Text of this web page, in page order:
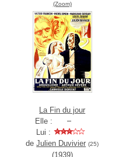
(Zoom)
La Fin du jour
Elle :
Lui :
deJulien Duvivier (25)
(1939)